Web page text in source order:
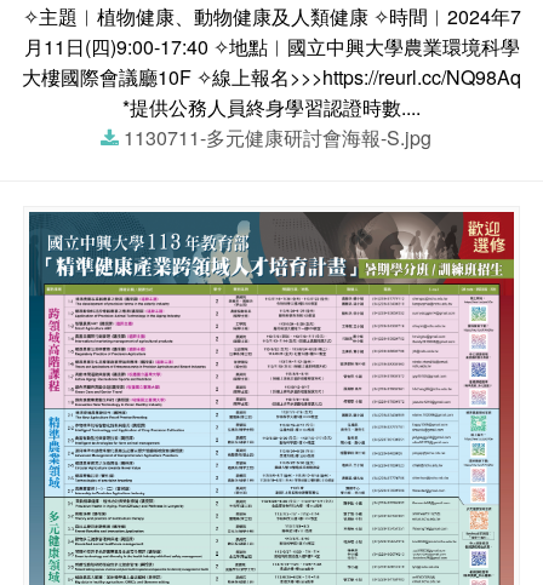
✧主題︱植物健康、動物健康及人類健康 ✧時間︱2024年7
月11日(四)9:00-17:40 ✧地點︱國立中興大學農業環境科學
大樓國際會議廳10F ✧線上報名>>>https://reurl.cc/NQ98Aq
*提供公務人員終身學習認證時數....
1130711-多元健康研討會海報-S.jpg